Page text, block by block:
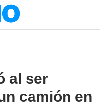
al ser
camión en